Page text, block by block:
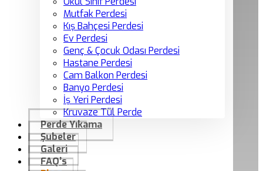
Mutfak Perdesi
Kış Bahçesi Perdesi
Ev Perdesi
Genç & Çocuk Odası Perdesi
Hastane Perdesi
Cam Balkon Perdesi
Banyo Perdesi
İş Yeri Perdesi
Kruvaze Tül Perde
Perde Yıkama
Şubeler
Galeri
FAQ’s